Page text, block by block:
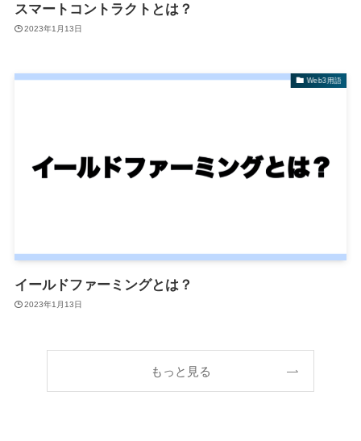
スマートコントラクトとは？
2023年1月13日
Web3用語
イールドファーミングとは？
2023年1月13日
もっと見る